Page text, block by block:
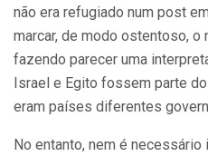
não era refugiado num post
marcar, de modo ostentoso, o
fazendo parecer uma
Israel e Egito fossem parte
eram países diferentes
No entanto, nem é